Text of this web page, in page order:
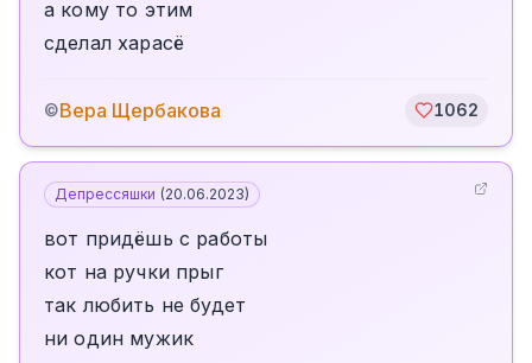
а кому то этим
сделал харасё
©Вера Щербакова 1062
Депрессяшки (20.06.2023)
вот придёшь с работы
кот на ручки прыг
так любить не будет
ни один мужик